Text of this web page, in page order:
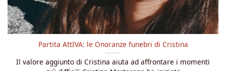
Partita AttIVA: le Onoranze funebri di Cristina
Il valore aggiunto di Cristina aiuta ad affrontare i momenti